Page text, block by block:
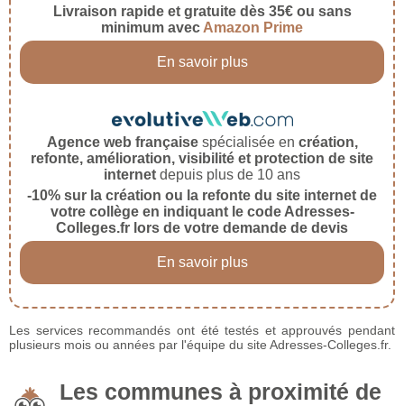
Livraison rapide et gratuite dès 35€ ou sans
minimum avec Amazon Prime
En savoir plus
Agence web françaisespécialisée en création,
refonte, amélioration, visibilité et protection de site
internet depuis plus de 10 ans
-10% sur la création ou la refonte du site internet de
votre collège en indiquant le code Adresses-
Colleges.fr lors de votre demande de devis
En savoir plus
Les services recommandés ont été testés et approuvés pendant
plusieurs mois ou années par l'équipe du site Adresses-Colleges.fr.
Les communes à proximité de